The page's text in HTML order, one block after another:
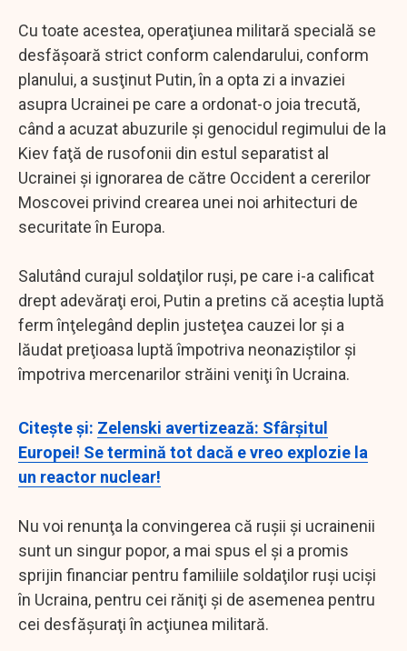
Cu toate acestea, operaţiunea militară specială se
desfăşoară strict conform calendarului, conform
planului, a susţinut Putin, în a opta zi a invaziei
asupra Ucrainei pe care a ordonat-o joia trecută,
când a acuzat abuzurile şi genocidul regimului de la
Kiev faţă de rusofonii din estul separatist al
Ucrainei şi ignorarea de către Occident a cererilor
Moscovei privind crearea unei noi arhitecturi de
securitate în Europa.
Salutând curajul soldaţilor ruşi, pe care i-a calificat
drept adevăraţi eroi, Putin a pretins că aceştia luptă
ferm înţelegând deplin justeţea cauzei lor şi a
lăudat preţioasa luptă împotriva neonaziştilor şi
împotriva mercenarilor străini veniţi în Ucraina.
Citeşte şi: Zelenski avertizează: Sfârşitul
Europei! Se termină tot dacă e vreo explozie la
un reactor nuclear!
Nu voi renunţa la convingerea că ruşii şi ucrainenii
sunt un singur popor, a mai spus el şi a promis
sprijin financiar pentru familiile soldaţilor ruşi ucişi
în Ucraina, pentru cei răniţi şi de asemenea pentru
cei desfăşuraţi în acţiunea militară.